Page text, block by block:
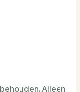
Alleen